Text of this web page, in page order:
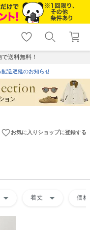
shopping_cart lock_outline
ログイン
送料無料！
送遅延のお知らせ
favorite_borderお気に入りショップに登録する
arrow_drop_down 着丈 arrow_drop_down 価格